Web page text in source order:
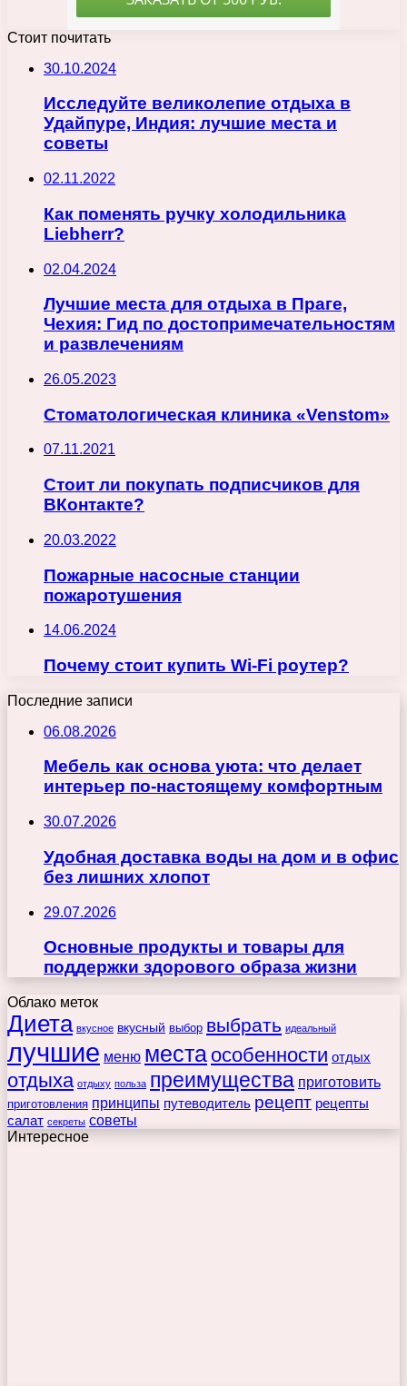
Стоит почитать
30.10.2024
Исследуйте великолепие отдыха в
Удайпуре, Индия: лучшие места и
советы
02.11.2022
Как поменять ручку холодильника
Liebherr?
02.04.2024
Лучшие места для отдыха в Праге,
Чехия: Гид по достопримечательностям
и развлечениям
26.05.2023
Стоматологическая клиника «Venstom»
07.11.2021
Стоит ли покупать подписчиков для
ВКонтакте?
20.03.2022
Пожарные насосные станции
пожаротушения
14.06.2024
Почему стоит купить Wi-Fi роутер?
Последние записи
06.08.2026
Мебель как основа уюта: что делает
интерьер по-настоящему комфортным
30.07.2026
Удобная доставка воды на дом и в офис
без лишних хлопот
29.07.2026
Основные продукты и товары для
поддержки здорового образа жизни
Облако меток
Диета вкусное вкусный выбор выбрать идеальный
лучшие меню места особенности отдых
отдыха отдыху польза преимущества приготовить
приготовления принципы путеводитель рецепт рецепты
салат секреты советы
Интересное